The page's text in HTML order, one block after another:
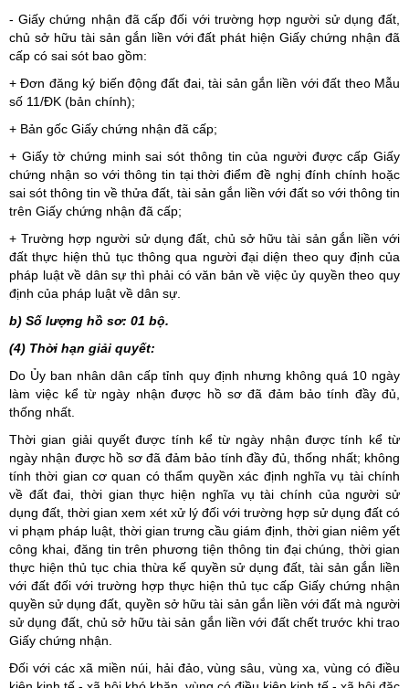
- Giấy chứng nhận đã cấp đối với trường hợp người sử dụng đất,
chủ sở hữu tài sản gắn liền với đất phát hiện Giấy chứng nhận đã
cấp có sai sót bao gồm:
+ Đơn đăng ký biến động đất đai, tài sản gắn liền với đất theo Mẫu
số 11/ĐK (bản chính);
+ Bản gốc Giấy chứng nhận đã cấp;
+ Giấy tờ chứng minh sai sót thông tin của người được cấp Giấy
chứng nhận so với thông tin tại thời điểm đề nghị đính chính hoặc
sai sót thông tin về thửa đất, tài sản gắn liền với đất so với thông tin
trên Giấy chứng nhận đã cấp;
+ Trường hợp người sử dụng đất, chủ sở hữu tài sản gắn liền với
đất thực hiện thủ tục thông qua người đại diện theo quy định của
pháp luật về dân sự thì phải có văn bản về việc ủy quyền theo quy
định của pháp luật về dân sự.
b) Số lượng hồ sơ: 01 bộ.
(4) Thời hạn giải quyết:
Do Ủy ban nhân dân cấp tỉnh quy định nhưng không quá 10 ngày
làm việc kể từ ngày nhận được hồ sơ đã đảm bảo tính đầy đủ,
thống nhất.
Thời gian giải quyết được tính kể từ ngày nhận được tính kể từ
ngày nhận được hồ sơ đã đảm bảo tính đầy đủ, thống nhất; không
tính thời gian cơ quan có thẩm quyền xác định nghĩa vụ tài chính
về đất đai, thời gian thực hiện nghĩa vụ tài chính của người sử
dụng đất, thời gian xem xét xử lý đối với trường hợp sử dụng đất có
vi phạm pháp luật, thời gian trưng cầu giám định, thời gian niêm yết
công khai, đăng tin trên phương tiện thông tin đại chúng, thời gian
thực hiện thủ tục chia thừa kế quyền sử dụng đất, tài sản gắn liền
với đất đối với trường hợp thực hiện thủ tục cấp Giấy chứng nhận
quyền sử dụng đất, quyền sở hữu tài sản gắn liền với đất mà người
sử dụng đất, chủ sở hữu tài sản gắn liền với đất chết trước khi trao
Giấy chứng nhận.
Đối với các xã miền núi, hải đảo, vùng sâu, vùng xa, vùng có điều